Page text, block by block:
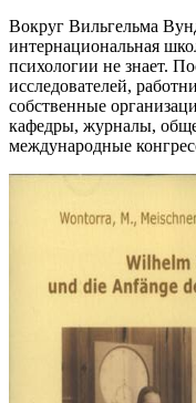
Вокруг Вильгельма
интернациональная
психологии не знает.
исследователей,
собственные
кафедры, журналы,
международные